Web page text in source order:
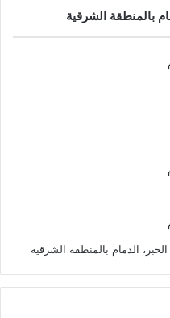
بالمنطقة الشرقية
الدمام بالمنطقة الشرقية